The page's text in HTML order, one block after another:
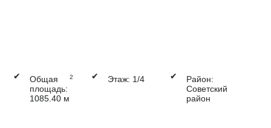
✔
Общая
площадь:
1085.40 м
2 ✔ Этаж: 1/4 ✔
Район:
Советский
район